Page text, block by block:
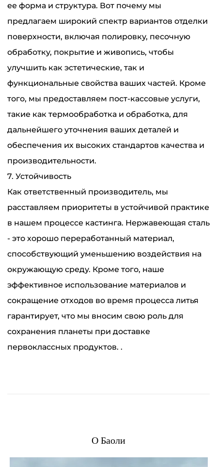
ее форма и структура. Вот почему мы
предлагаем широкий спектр вариантов отделки
поверхности, включая полировку, песочную
обработку, покрытие и живопись, чтобы
улучшить как эстетические, так и
функциональные свойства ваших частей. Кроме
того, мы предоставляем пост-кассовые услуги,
такие как термообработка и обработка, для
дальнейшего уточнения ваших деталей и
обеспечения их высоких стандартов качества и
производительности.
7. Устойчивость
Как ответственный производитель, мы
расставляем приоритеты в устойчивой практике
в нашем процессе кастинга. Нержавеющая сталь
- это хорошо переработанный материал,
способствующий уменьшению воздействия на
окружающую среду. Кроме того, наше
эффективное использование материалов и
сокращение отходов во время процесса литья
гарантирует, что мы вносим свою роль для
сохранения планеты при доставке
первоклассных продуктов. .
О Баоли